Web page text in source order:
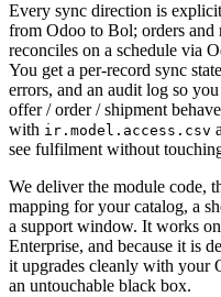
Every sync direction is
from Odoo to Bol; orders
reconciles on a schedule via
You get a per-record sync
errors, and an audit log so
offer / order / shipment
with ir.model.access.csv
see fulfilment without
We deliver the module code,
mapping for your catalog, a
a support window. It works
Enterprise, and because it is
it upgrades cleanly with your
an untouchable black box.